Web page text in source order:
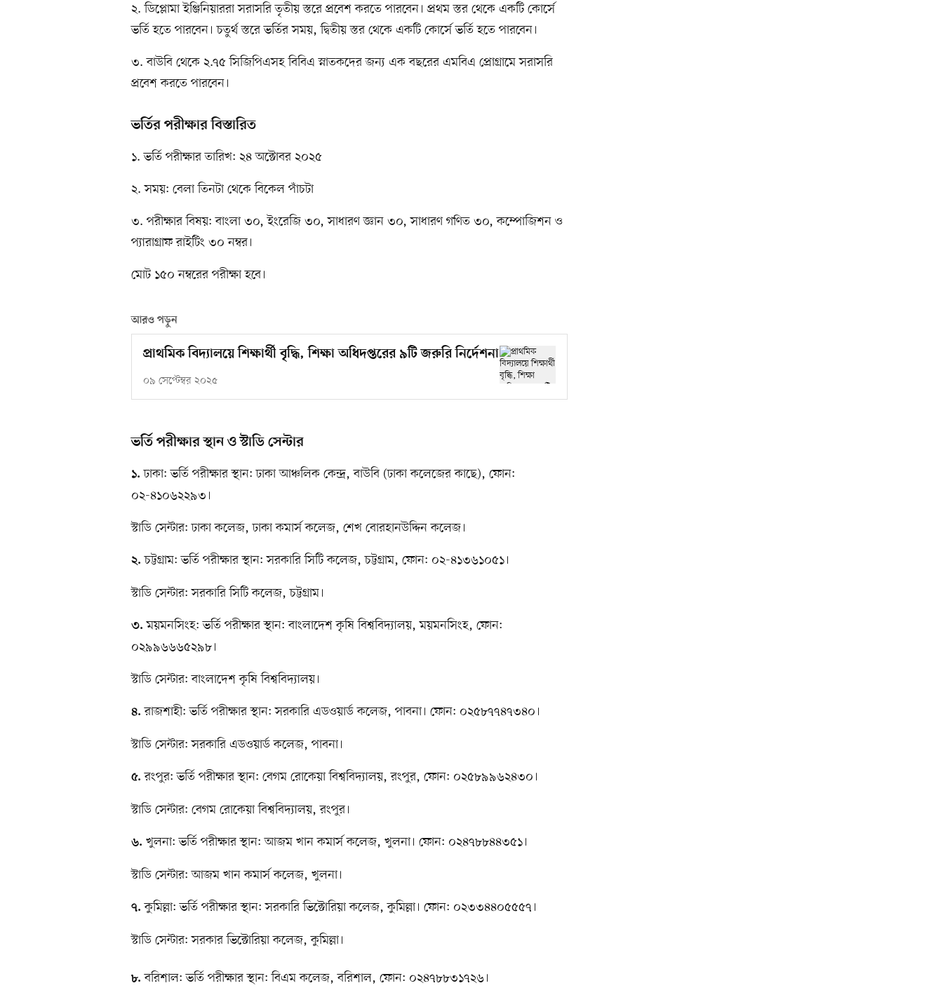
২. ডিপ্লোমা ইঞ্জিনিয়াররা সরাসরি তৃতীয় স্তরে প্রবেশ করতে পারবেন। প্রথম স্তর থেকে একটি কোর্সে
ভর্তি হতে পারবেন। চতুর্থ স্তরে ভর্তির সময়, দ্বিতীয় স্তর থেকে একটি কোর্সে ভর্তি হতে পারবেন।
৩. বাউবি থেকে ২.৭৫ সিজিপিএসহ বিবিএ স্নাতকদের জন্য এক বছরের এমবিএ প্রোগ্রামে সরাসরি
প্রবেশ করতে পারবেন।
ভর্তির পরীক্ষার বিস্তারিত
১. ভর্তি পরীক্ষার তারিখ: ২৪ অক্টোবর ২০২৫
২. সময়: বেলা তিনটা থেকে বিকেল পাঁচটা
৩. পরীক্ষার বিষয়: বাংলা ৩০, ইংরেজি ৩০, সাধারণ জ্ঞান ৩০, সাধারণ গণিত ৩০, কম্পোজিশন ও
প্যারাগ্রাফ রাইটিং ৩০ নম্বর।
মোট ১৫০ নম্বরের পরীক্ষা হবে।
আরও পড়ুন
প্রাথমিক বিদ্যালয়ে শিক্ষার্থী বৃদ্ধি, শিক্ষা অধিদপ্তরের ৯টি জরুরি নির্দেশনা
০৯ সেপ্টেম্বর ২০২৫
ভর্তি পরীক্ষার স্থান ও স্টাডি সেন্টার
১. ঢাকা: ভর্তি পরীক্ষার স্থান: ঢাকা আঞ্চলিক কেন্দ্র, বাউবি (ঢাকা কলেজের কাছে), ফোন:
০২-৪১০৬২২৯৩।
স্টাডি সেন্টার: ঢাকা কলেজ, ঢাকা কমার্স কলেজ, শেখ বোরহানউদ্দিন কলেজ।
২. চট্টগ্রাম: ভর্তি পরীক্ষার স্থান: সরকারি সিটি কলেজ, চট্টগ্রাম, ফোন: ০২-৪১৩৬১০৫১।
স্টাডি সেন্টার: সরকারি সিটি কলেজ, চট্টগ্রাম।
৩. ময়মনসিংহ: ভর্তি পরীক্ষার স্থান: বাংলাদেশ কৃষি বিশ্ববিদ্যালয়, ময়মনসিংহ, ফোন:
০২৯৯৬৬৬৫২৯৮।
স্টাডি সেন্টার: বাংলাদেশ কৃষি বিশ্ববিদ্যালয়।
৪. রাজশাহী: ভর্তি পরীক্ষার স্থান: সরকারি এডওয়ার্ড কলেজ, পাবনা। ফোন: ০২৫৮৭৭৪৭৩৪০।
স্টাডি সেন্টার: সরকারি এডওয়ার্ড কলেজ, পাবনা।
৫. রংপুর: ভর্তি পরীক্ষার স্থান: বেগম রোকেয়া বিশ্ববিদ্যালয়, রংপুর, ফোন: ০২৫৮৯৯৬২৪৩০।
স্টাডি সেন্টার: বেগম রোকেয়া বিশ্ববিদ্যালয়, রংপুর।
৬. খুলনা: ভর্তি পরীক্ষার স্থান: আজম খান কমার্স কলেজ, খুলনা। ফোন: ০২৪৭৮৮৪৪৩৫১।
স্টাডি সেন্টার: আজম খান কমার্স কলেজ, খুলনা।
৭. কুমিল্লা: ভর্তি পরীক্ষার স্থান: সরকারি ভিক্টোরিয়া কলেজ, কুমিল্লা। ফোন: ০২৩৩৪৪০৫৫৫৭।
স্টাডি সেন্টার: সরকার ভিক্টোরিয়া কলেজ, কুমিল্লা।
৮. বরিশাল: ভর্তি পরীক্ষার স্থান: বিএম কলেজ, বরিশাল, ফোন: ০২৪৭৮৮৩১৭২৬।